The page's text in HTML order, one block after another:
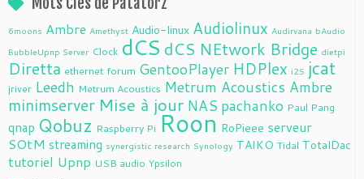
6moons Ambre Amethyst Audio-linux Audiolinux Audirvana bAudio
BubbleUpnp Server Clock dCS dCS NEtwork Bridge dietpi
Diretta ethernet forum GentooPlayer HDPlex i2S jcat
jriver Leedh Metrum Acoustics Metrum Acoustics Ambre
minimserver Mise à jour NAS pachanko Paul Pang
qnap Qobuz Raspberry Pi Roon RoPieee serveur
SOtM streaming synergistic research Synology TAIKO Tidal TotalDac
tutoriel Upnp USB audio Ypsilon